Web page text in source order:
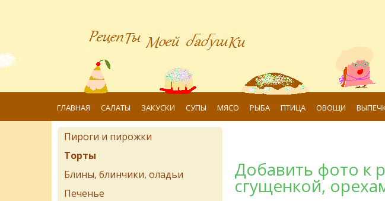
ГЛАВНАЯ САЛАТЫ ЗАКУСКИ СУПЫ МЯСО РЫБА ПТИЦА ОВОЩИ
Добавить фото к
сгущенкой,
Пироги и пирожки
Торты
Блины, блинчики, оладьи
Печенье